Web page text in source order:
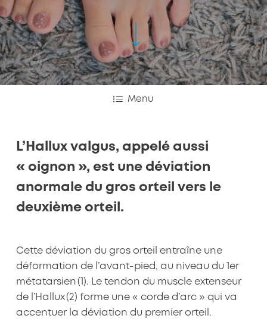
Navigate to the next section
Menu
L’Hallux valgus, appelé aussi
« oignon », est une déviation
anormale du gros orteil vers le
deuxième orteil.
Cette déviation du gros orteil entraîne une
déformation de l’avant-pied, au niveau du 1er
métatarsien (1). Le tendon du muscle extenseur
de l’Hallux (2) forme une « corde d’arc » qui va
accentuer la déviation du premier orteil.